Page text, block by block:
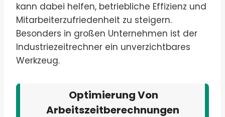
kann dabei helfen, betriebliche Effizienz und
Mitarbeiterzufriedenheit zu steigern.
Besonders in großen Unternehmen ist der
Industriezeitrechner ein unverzichtbares
Werkzeug.
Optimierung Von
Arbeitszeitberechnungen